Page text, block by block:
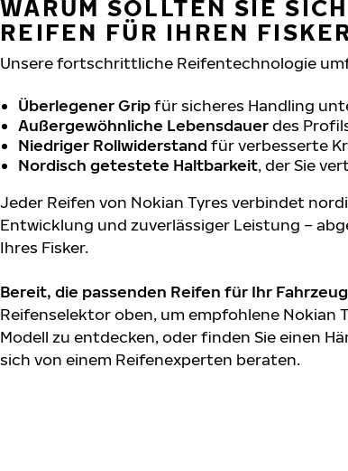
WARUM SOLLTEN SIE
REIFEN FÜR IHREN
Unsere fortschrittliche Reifentechnologie
Überlegener Gripfür sicheres Handling
Außergewöhnliche Lebensdauerdes
Niedriger Rollwiderstand für verbesserte
Nordisch getestete Haltbarkeit, der Sie
Jeder Reifen von Nokian Tyres verbindet
Entwicklung und zuverlässiger Leistung –
Ihres Fisker.
Bereit, die passenden Reifen für Ihr
Reifenselektor oben, um empfohlene Nokian
Modell zu entdecken, oder finden Sie einen
sich von einem Reifenexperten beraten.